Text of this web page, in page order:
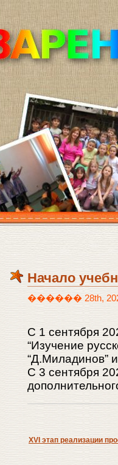
Начало
������ 28th, 2022
С 1 сентября
“Изучение
“Д.Миладинов”
С 3 сентября
XVI этап реализации